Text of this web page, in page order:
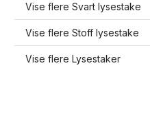
Vise flere Svart lysestake
Vise flere Stoff lysestake
Vise flere Lysestaker